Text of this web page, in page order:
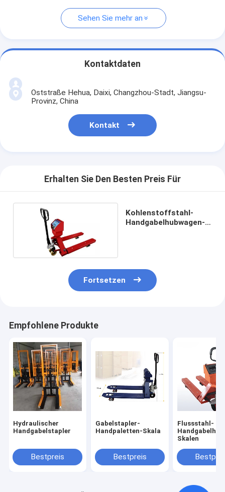
Sehen Sie mehr an
Kontaktdaten
Oststraße Hehua, Daixi, Changzhou-Stadt, Jiangsu-
Provinz, China
Kontakt
Erhalten Sie Den Besten Preis Für
Kohlenstoffstahl-
Handgabelhubwagen-
Fortsetzen
Empfohlene Produkte
Hydraulischer
Handgabelstapler
Bestpreis
Gabelstapler-
Handpaletten-Skala
Bestpreis
Flussstahl-
Skalen